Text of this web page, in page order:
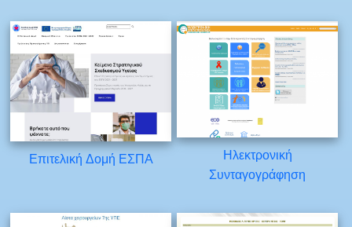
Επιτελική Δομή ΕΣΠΑ
Ηλεκτρονική
Συνταγογράφηση